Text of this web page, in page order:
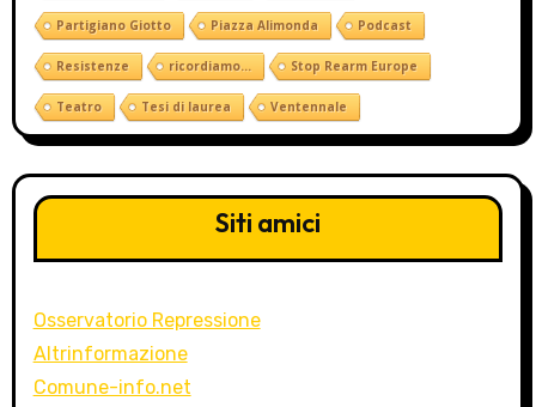
Partigiano Giotto Piazza Alimonda Podcast
Resistenze ricordiamo... Stop Rearm Europe
Teatro Tesi di laurea Ventennale
Siti amici
Osservatorio Repressione
Altrinformazione
Comune-info.net